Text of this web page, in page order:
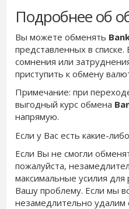
Подробнее об
Вы можете обменять
представленных в
сомнения или
приступить к обмену
Примечание: при
выгодный курс обмена
напрямую.
Если у Вас есть какие-
Если Вы не смогли
пожалуйста,
максимальные усилия
Вашу проблему. Если мы
незамедлительно удалим